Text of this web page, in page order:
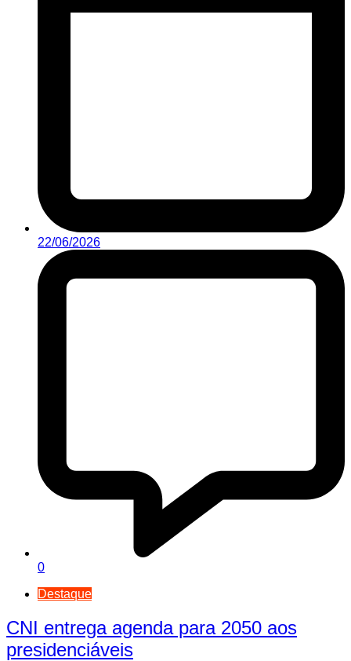
22/06/2026
0
Destaque
CNI entrega agenda para 2050 aos
presidenciáveis